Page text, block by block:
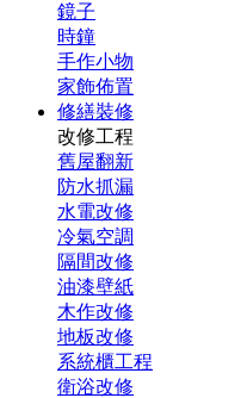
鏡子
時鐘
手作小物
家飾佈置
修繕裝修
改修工程
舊屋翻新
防水抓漏
水電改修
冷氣空調
隔間改修
油漆壁紙
木作改修
地板改修
系統櫃工程
衛浴改修